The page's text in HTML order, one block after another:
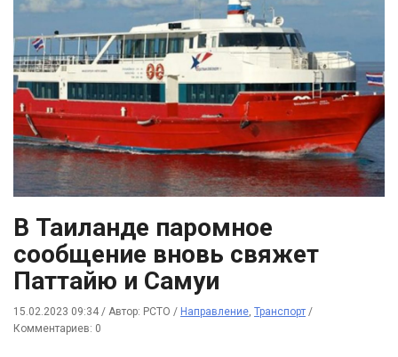
В Таиланде паромное
сообщение вновь свяжет
Паттайю и Самуи
15.02.2023 09:34 / Автор: РСТО / Направление, Транспорт /
Комментариев: 0